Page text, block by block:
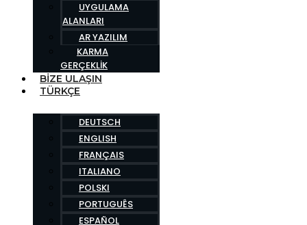
UYGULAMA
ALANLARI
AR YAZILIM
KARMA
GERÇEKLIK
BIZE ULAŞIN
TÜRKÇE
DEUTSCH
ENGLISH
FRANÇAIS
ITALIANO
POLSKI
PORTUGUÊS
ESPAÑOL